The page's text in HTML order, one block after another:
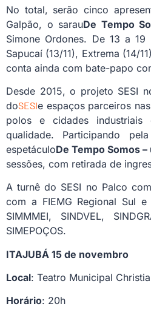
No total, serão cinco
Galpão, o sarauDe Tempo
Simone Ordones. De 13 a
Sapucaí (13/11), Extrema (14/
conta ainda com bate-papo
Desde 2015, o projeto SESI
doSESIe espaços parceiros
polos e cidades industriais
qualidade. Participando
espetáculoDe Tempo Somos
sessões, com retirada de
A turnê do SESI no Palco
com a FIEMG Regional Sul
SIMMMEI, SINDVEL,
SIMEPOÇOS.
ITAJUBÁ 15 de novembro
Local: Teatro Municipal
Horário: 20h